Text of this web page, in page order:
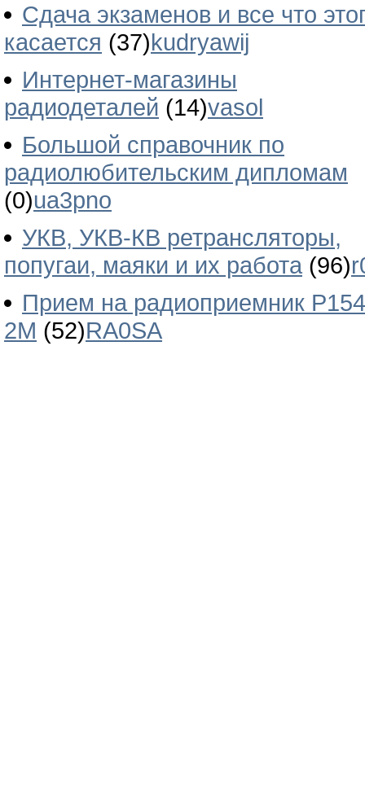
Сдача экзаменов и все что
касается (37)kudryawij
Интернет-магазины
радиодеталей (14)vasol
Большой справочник по
радиолюбительским дипломам
(0)ua3pno
УКВ, УКВ-КВ ретрансляторы,
попугаи, маяки и их работа (96)
Прием на радиоприемник
2М (52)RA0SA